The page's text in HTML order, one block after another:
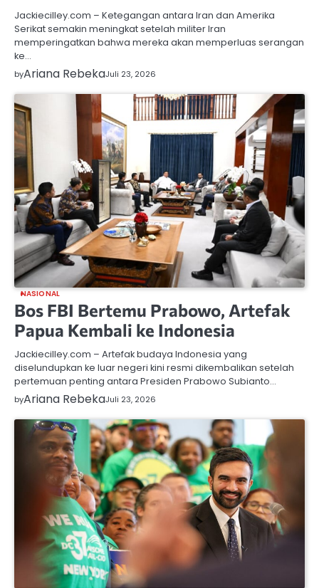
Jackiecilley.com – Ketegangan antara Iran dan Amerika
Serikat semakin meningkat setelah militer Iran
memperingatkan bahwa mereka akan memperluas serangan
ke…
byAriana RebekaJuli 23, 2026
NASIONAL
Bos FBI Bertemu Prabowo, Artefak
Papua Kembali ke Indonesia
Jackiecilley.com – Artefak budaya Indonesia yang
diselundupkan ke luar negeri kini resmi dikembalikan setelah
pertemuan penting antara Presiden Prabowo Subianto…
byAriana RebekaJuli 23, 2026